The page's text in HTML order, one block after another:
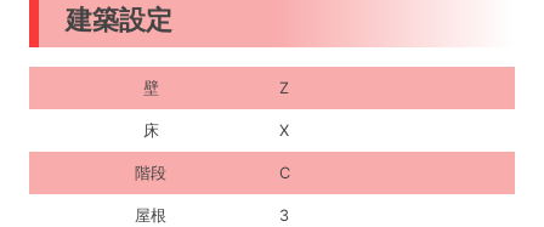
建築設定
壁 Z
床 X
階段 C
屋根 3